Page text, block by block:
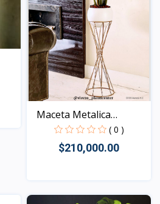
Maceta Metalica
AURORA
( 0 )
$210,000.00
Vista